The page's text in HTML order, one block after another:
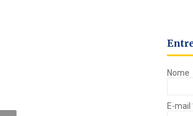
Nome
E-mail